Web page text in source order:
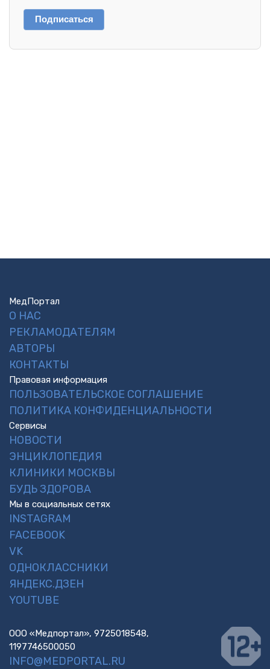
Подписаться
МедПортал
О НАС
РЕКЛАМОДАТЕЛЯМ
АВТОРЫ
КОНТАКТЫ
Правовая информация
ПОЛЬЗОВАТЕЛЬСКОЕ СОГЛАШЕНИЕ
ПОЛИТИКА КОНФИДЕНЦИАЛЬНОСТИ
Сервисы
НОВОСТИ
ЭНЦИКЛОПЕДИЯ
КЛИНИКИ МОСКВЫ
БУДЬ ЗДОРОВА
Мы в социальных сетях
INSTAGRAM
FACEBOOK
VK
ОДНОКЛАССНИКИ
ЯНДЕКС.ДЗЕН
YOUTUBE
ООО «Медпортал», 9725018548,
1197746500050
INFO@MEDPORTAL.RU